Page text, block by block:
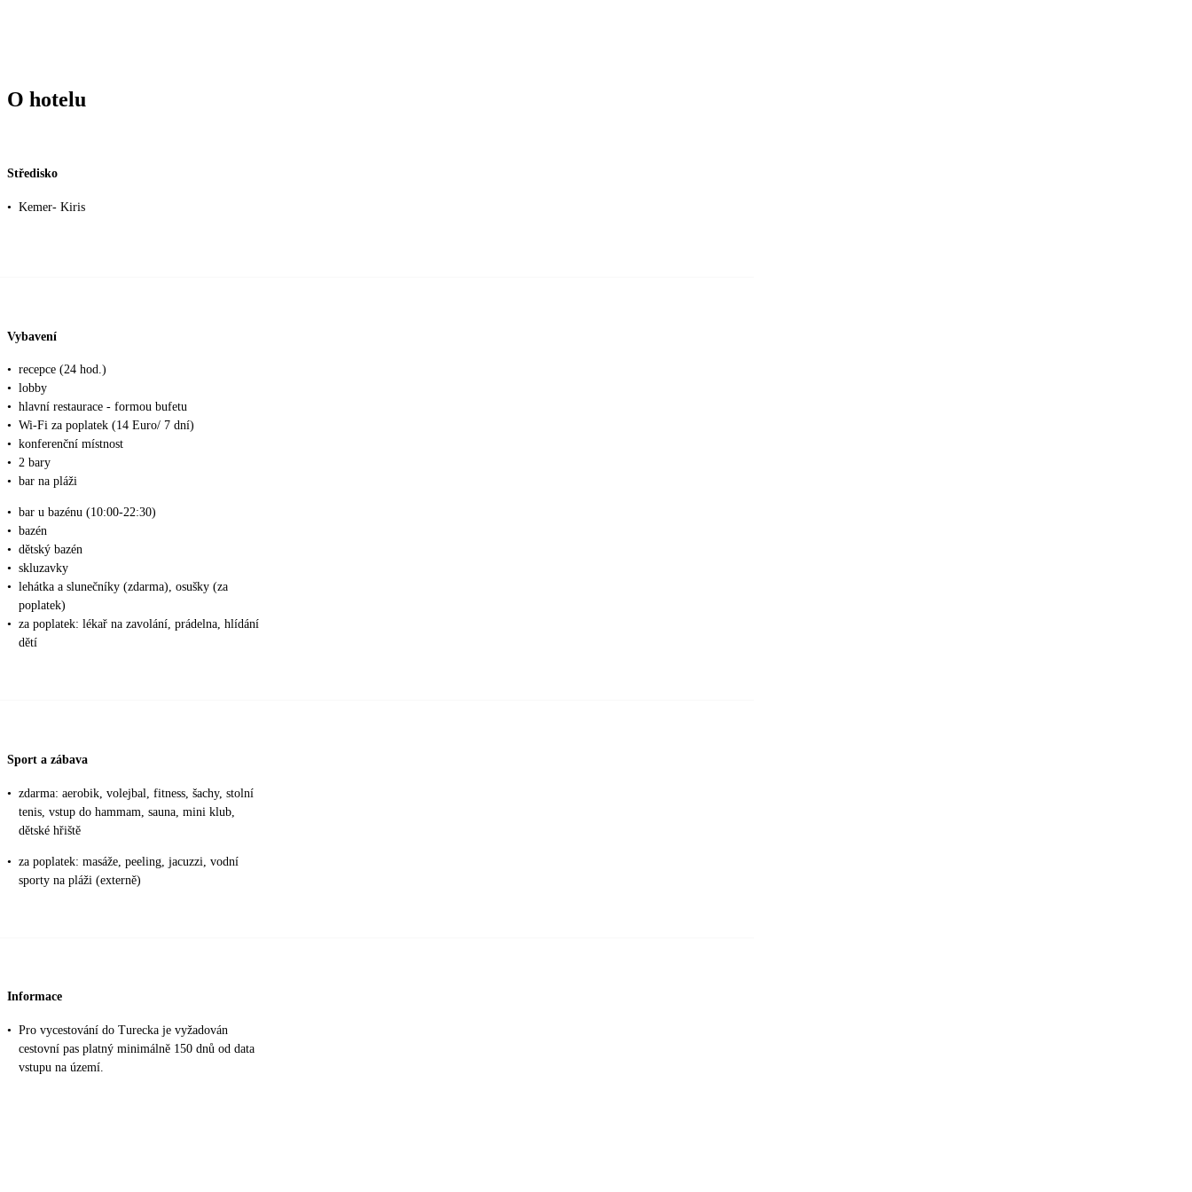
O hotelu
Středisko
• Kemer- Kiris
Vybavení
• recepce (24 hod.)
• lobby
• hlavní restaurace - formou bufetu
• Wi-Fi za poplatek (14 Euro/ 7 dní)
• konferenční místnost
• 2 bary
• bar na pláži
• bar u bazénu (10:00-22:30)
• bazén
• dětský bazén
• skluzavky
• lehátka a slunečníky (zdarma), osušky (za
poplatek)
• za poplatek: lékař na zavolání, prádelna, hlídání
dětí
Sport a zábava
• zdarma: aerobik, volejbal, fitness, šachy, stolní
tenis, vstup do hammam, sauna, mini klub,
dětské hřiště
• za poplatek: masáže, peeling, jacuzzi, vodní
sporty na pláži (externě)
Informace
• Pro vycestování do Turecka je vyžadován
cestovní pas platný minimálně 150 dnů od data
vstupu na území.